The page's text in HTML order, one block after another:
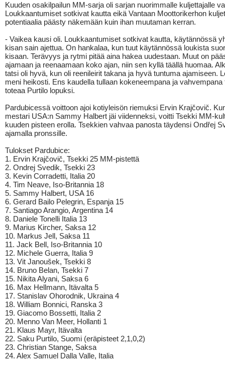
Kuuden osakilpailun MM-sarja oli sarjan nuorimmalle kuljettajalle
Loukkaantumiset sotkivat kautta eikä Vantaan Moottorikerhon
potentiaalia päästy näkemään kuin ihan muutaman kerran.
- Vaikea kausi oli. Loukkaantumiset sotkivat kautta, käytännössä
kisan sain ajettua. On hankalaa, kun tuut käytännössä loukista
kisaan. Terävyys ja rytmi pitää aina hakea uudestaan. Muut on
ajamaan ja reenaamaan koko ajan, niin sen kyllä täällä huomaa.
tatsi oli hyvä, kun oli reenileirit takana ja hyvä tuntuma ajamiseen.
meni heikosti. Ens kaudella tullaan kokeneempana ja vahvempana
toteaa Purtilo lopuksi.
Pardubicessä voittoon ajoi kotiyleisön riemuksi Ervin Krajčovič.
mestari USA:n Sammy Halbert jäi viidenneksi, voitti Tsekki MM-
kuuden pisteen erolla. Tsekkien vahvaa panosta täydensi Ondřej
ajamalla pronssille.
Tulokset Pardubice:
1. Ervin Krajčovič, Tsekki 25 MM-pistettä
2. Ondrej Svedik, Tsekki 23
3. Kevin Corradetti, Italia 20
4. Tim Neave, Iso-Britannia 18
5. Sammy Halbert, USA 16
6. Gerard Bailo Pelegrin, Espanja 15
7. Santiago Arangio, Argentina 14
8. Daniele Tonelli Italia 13
9. Marius Kircher, Saksa 12
10. Markus Jell, Saksa 11
11. Jack Bell, Iso-Britannia 10
12. Michele Guerra, Italia 9
13. Vit Janoušek, Tsekki 8
14. Bruno Belan, Tsekki 7
15. Nikita Alyani, Saksa 6
16. Max Hellmann, Itävalta 5
17. Stanislav Ohorodnik, Ukraina 4
18. William Bonnici, Ranska 3
19. Giacomo Bossetti, Italia 2
20. Menno Van Meer, Hollanti 1
21. Klaus Mayr, Itävalta
22. Saku Purtilo, Suomi (eräpisteet 2,1,0,2)
23. Christian Stange, Saksa
24. Alex Samuel Dalla Valle, Italia